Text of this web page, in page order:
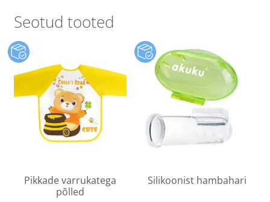
Seotud tooted
Pikkade varrukatega
põlled
Silikoonist hambahari